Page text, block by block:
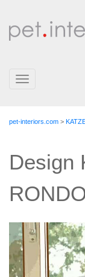
Toggle
pet-interiors.com >
Design